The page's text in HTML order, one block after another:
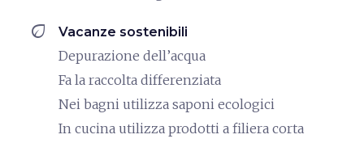
eco Vacanze sostenibili
Depurazione dell’acqua
Fa la raccolta differenziata
Nei bagni utilizza saponi ecologici
In cucina utilizza prodotti a filiera corta